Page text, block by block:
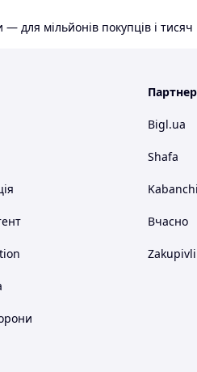
для мільйонів покупців і тисяч
Bigl.ua
Shafa
Вчасно